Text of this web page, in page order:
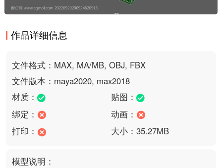
作品详细信息
文件格式：MAX, MA/MB, OBJ, FBX
文件版本：maya2020, max2018
材质：
贴图：
绑定：
动画：
打印：
大小：35.27MB
模型说明：